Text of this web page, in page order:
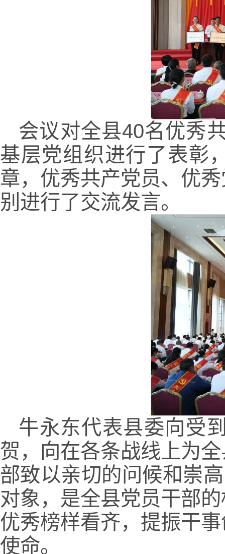
会议对全县40名优秀
基层党组织进行了表彰
章，优秀共产党员、优
别进行了交流发言。
牛永东代表县委向受
贺，向在各条战线上为
部致以亲切的问候和崇
对象，是全县党员干部
优秀榜样看齐，提振干
使命。